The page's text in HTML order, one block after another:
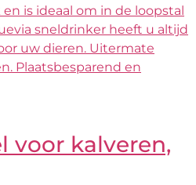
is ideaal om in de loopstal
sneldrinker heeft u altijd
uw dieren. Uitermate
Plaatsbesparend en
voor kalveren,